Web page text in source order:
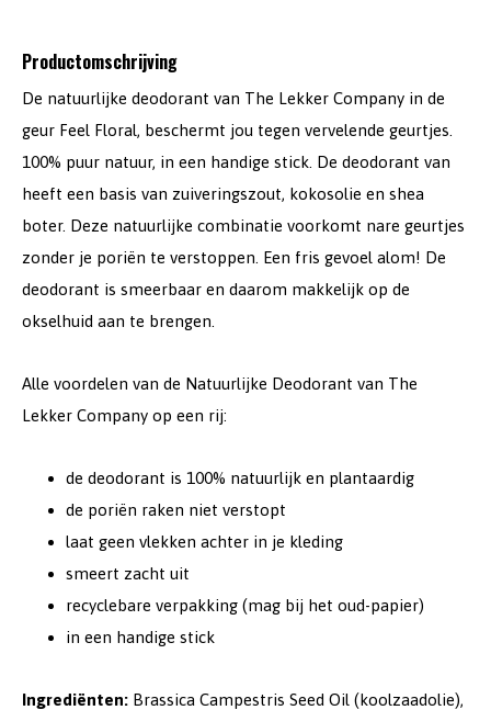
Productomschrijving
De natuurlijke deodorant van The Lekker Company in de
geur Feel Floral, beschermt jou tegen vervelende geurtjes.
100% puur natuur, in een handige stick. De deodorant van
heeft een basis van zuiveringszout, kokosolie en shea
boter. Deze natuurlijke combinatie voorkomt nare geurtjes
zonder je poriën te verstoppen. Een fris gevoel alom! De
deodorant is smeerbaar en daarom makkelijk op de
okselhuid aan te brengen.
Alle voordelen van de Natuurlijke Deodorant van The
Lekker Company op een rij:
de deodorant is 100% natuurlijk en plantaardig
de poriën raken niet verstopt
laat geen vlekken achter in je kleding
smeert zacht uit
recyclebare verpakking (mag bij het oud-papier)
in een handige stick
Ingrediënten: Brassica Campestris Seed Oil (koolzaadolie),